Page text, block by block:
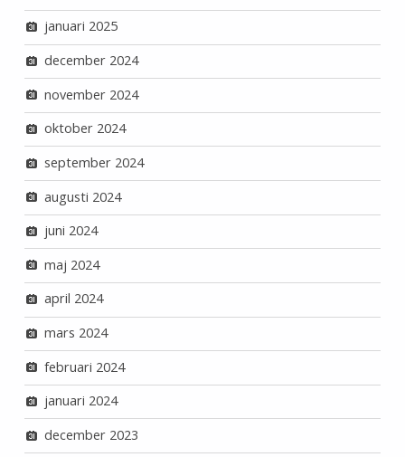
januari 2025
december 2024
november 2024
oktober 2024
september 2024
augusti 2024
juni 2024
maj 2024
april 2024
mars 2024
februari 2024
januari 2024
december 2023